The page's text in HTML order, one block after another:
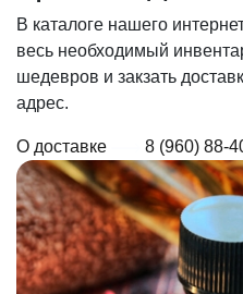
В каталоге нашего
весь необходимый
шедевров и закзать
адрес.
О доставке 8 (960) 88-